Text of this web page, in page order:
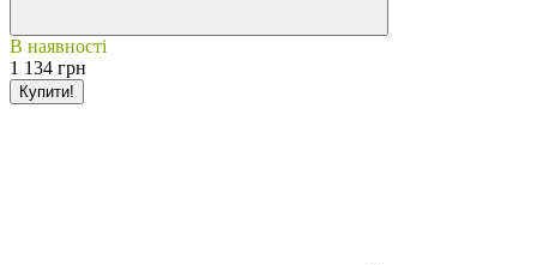
В наявності
1 134 грн
Купити!